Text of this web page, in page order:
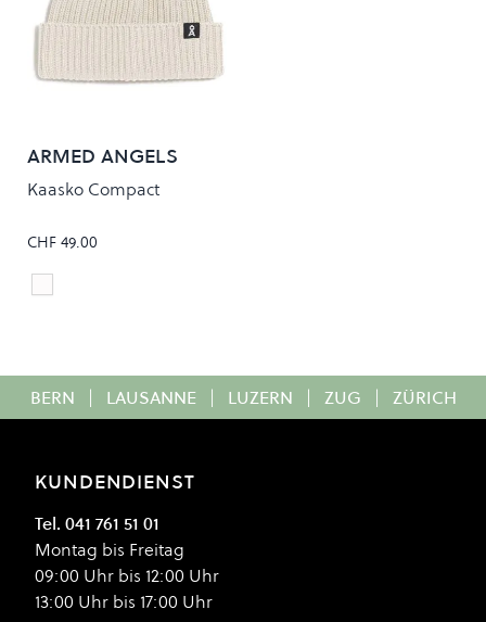
ARMED ANGELS
Kaasko Compact
CHF 49.00
Colour
Undyed
BERN | LAUSANNE | LUZERN | ZUG | ZÜRICH
KUNDENDIENST
Tel. 041 761 51 01
Montag bis Freitag
09:00 Uhr bis 12:00 Uhr
13:00 Uhr bis 17:00 Uhr